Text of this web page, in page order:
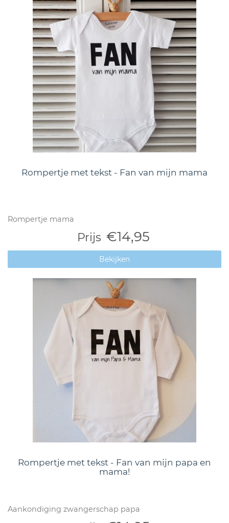
Rompertje met tekst - Fan van mijn mama
Rompertje mama
Prijs €14,95
Bekijken
Rompertje met tekst - Fan van mijn papa en
mama!
Aankondiging zwangerschap papa